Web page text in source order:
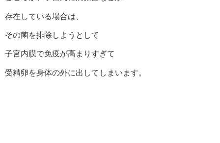
存在している場合は、
その菌を排除しようとして
子宮内膜で免疫が高まりすぎて
受精卵を身体の外に出してしまいます。